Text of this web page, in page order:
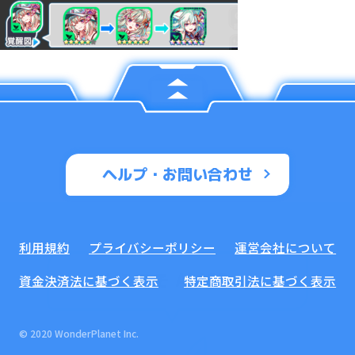
ヘルプ・お問い合わせ
利用規約 プライバシーポリシー
運営会社について
資金決済法に基づく表示
特定商取引法に基づく表示
© 2020 WonderPlanet Inc.